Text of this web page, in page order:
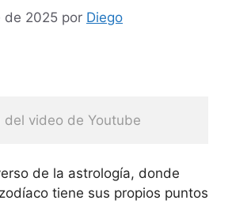
de 2025 por Diego
del video de Youtube
de la astrología, donde
tiene sus propios puntos